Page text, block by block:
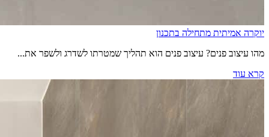
יוקרה אמיתית מתחילה בתכנון
מהו עיצוב פנים? עיצוב פנים הוא תהליך שמטרתו לשדרג ולשפר את...
קרא עוד